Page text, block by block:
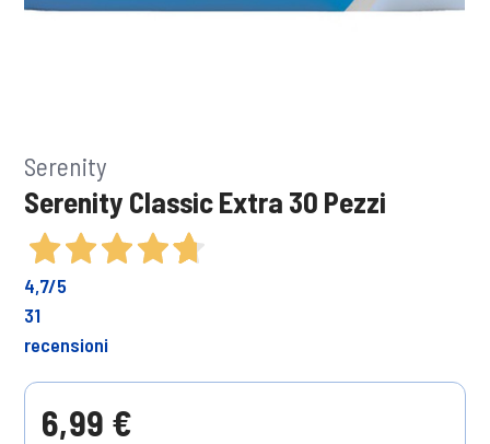
Serenity
Serenity Classic Extra 30 Pezzi
4,7/5
31
recensioni
6,99 €